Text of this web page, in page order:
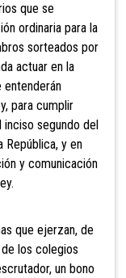
que se
ordinaria para la
sorteados por
actuar en la
entenderán
para cumplir
segundo del
República, y en
y comunicación
que ejerzan, de
los colegios
un bono